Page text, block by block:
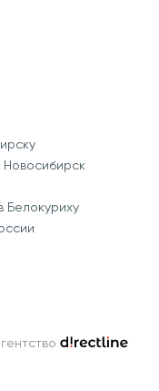
Белокуриху